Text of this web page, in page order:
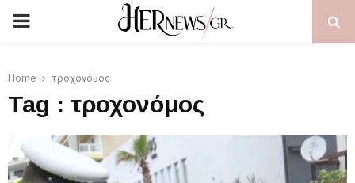
PRIMARY
Home τροχονόμος
Tag : τροχονόμος